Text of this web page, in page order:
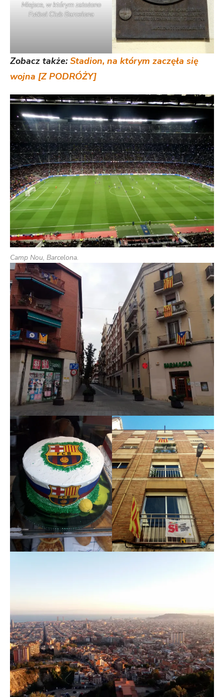
Miejsce, w którym założono
Futbol Club Barcelona
Zobacz także: Stadion, na którym zaczęła się
wojna [Z PODRÓŻY]
Camp Nou, Barcelona.